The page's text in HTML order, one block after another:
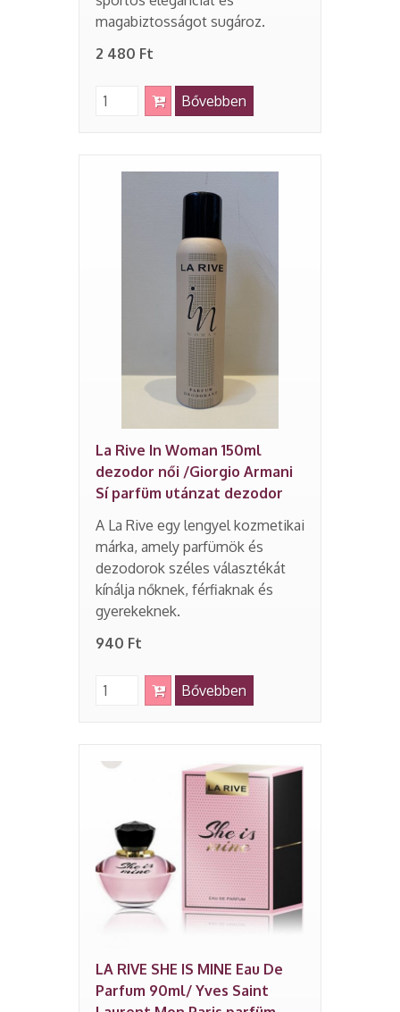
magabiztosságot sugároz.
2 480 Ft
Bővebben
La Rive In Woman 150ml
dezodor női /Giorgio Armani
Sí parfüm utánzat dezodor
A La Rive egy lengyel kozmetikai
márka, amely parfümök és
dezodorok széles választékát
kínálja nőknek, férfiaknak és
gyerekeknek.
940 Ft
Bővebben
LA RIVE SHE IS MINE Eau De
Parfum 90ml/ Yves Saint